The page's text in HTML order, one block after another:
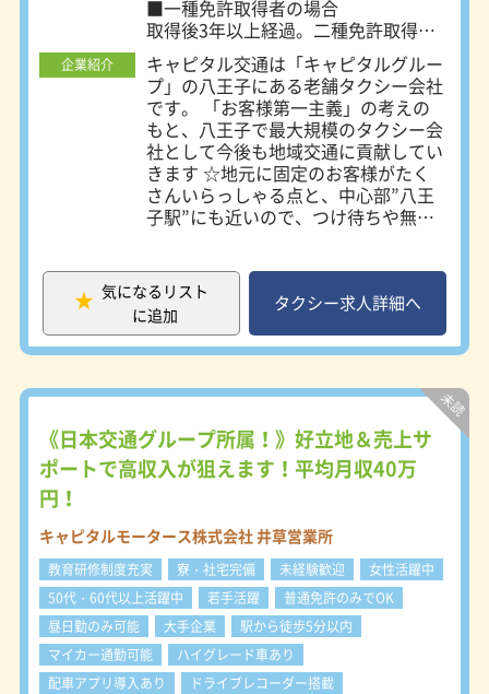
■一種免許取得者の場合
取得後3年以上経過。二種免許取得養
成制度有
■二種免許取得者の場合
経験未経験不問
企業紹介
キャピタル交通は「キャピタルグルー
プ」の八王子にある老舗タクシー会社
です。 「お客様第一主義」の考えの
もと、八王子で最大規模のタクシー会
社として今後も地域交通に貢献してい
きます ☆地元に固定のお客様がたく
さんいらっしゃる点と、中心部”八王
子駅”にも近いので、つけ待ちや無線
ているので、収入に直結する多くの配
車件数を確保できます！ 【車両設
備】 八王子エリアでは珍しいGPSカ
ーナビ全車搭載！全車AT車、Suica・
しています。また、防犯対策としてド
ライブレコーダー・防犯カメラも完備
しておりますので、乗務中も安心で
す。
気になるリスト
に追加
タクシー求人詳細へ
《日本交通グループ所属！》好立地＆売上サ
ポートで高収入が狙えます！平均月収40万
円！
キャピタルモータース株式会社 井草営業所
教育研修制度充実 寮・社宅完備 未経験歓迎
女性活躍中
50代・60代以上活躍中
若手活躍
普通免許のみでOK
昼日勤のみ可能
大手企業
駅から徒歩5分以内
マイカー通勤可能
ハイグレード車あり
配車アプリ導入あり
ドライブレコーダー搭載